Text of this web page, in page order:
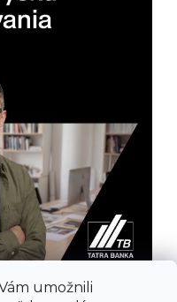
umožnili